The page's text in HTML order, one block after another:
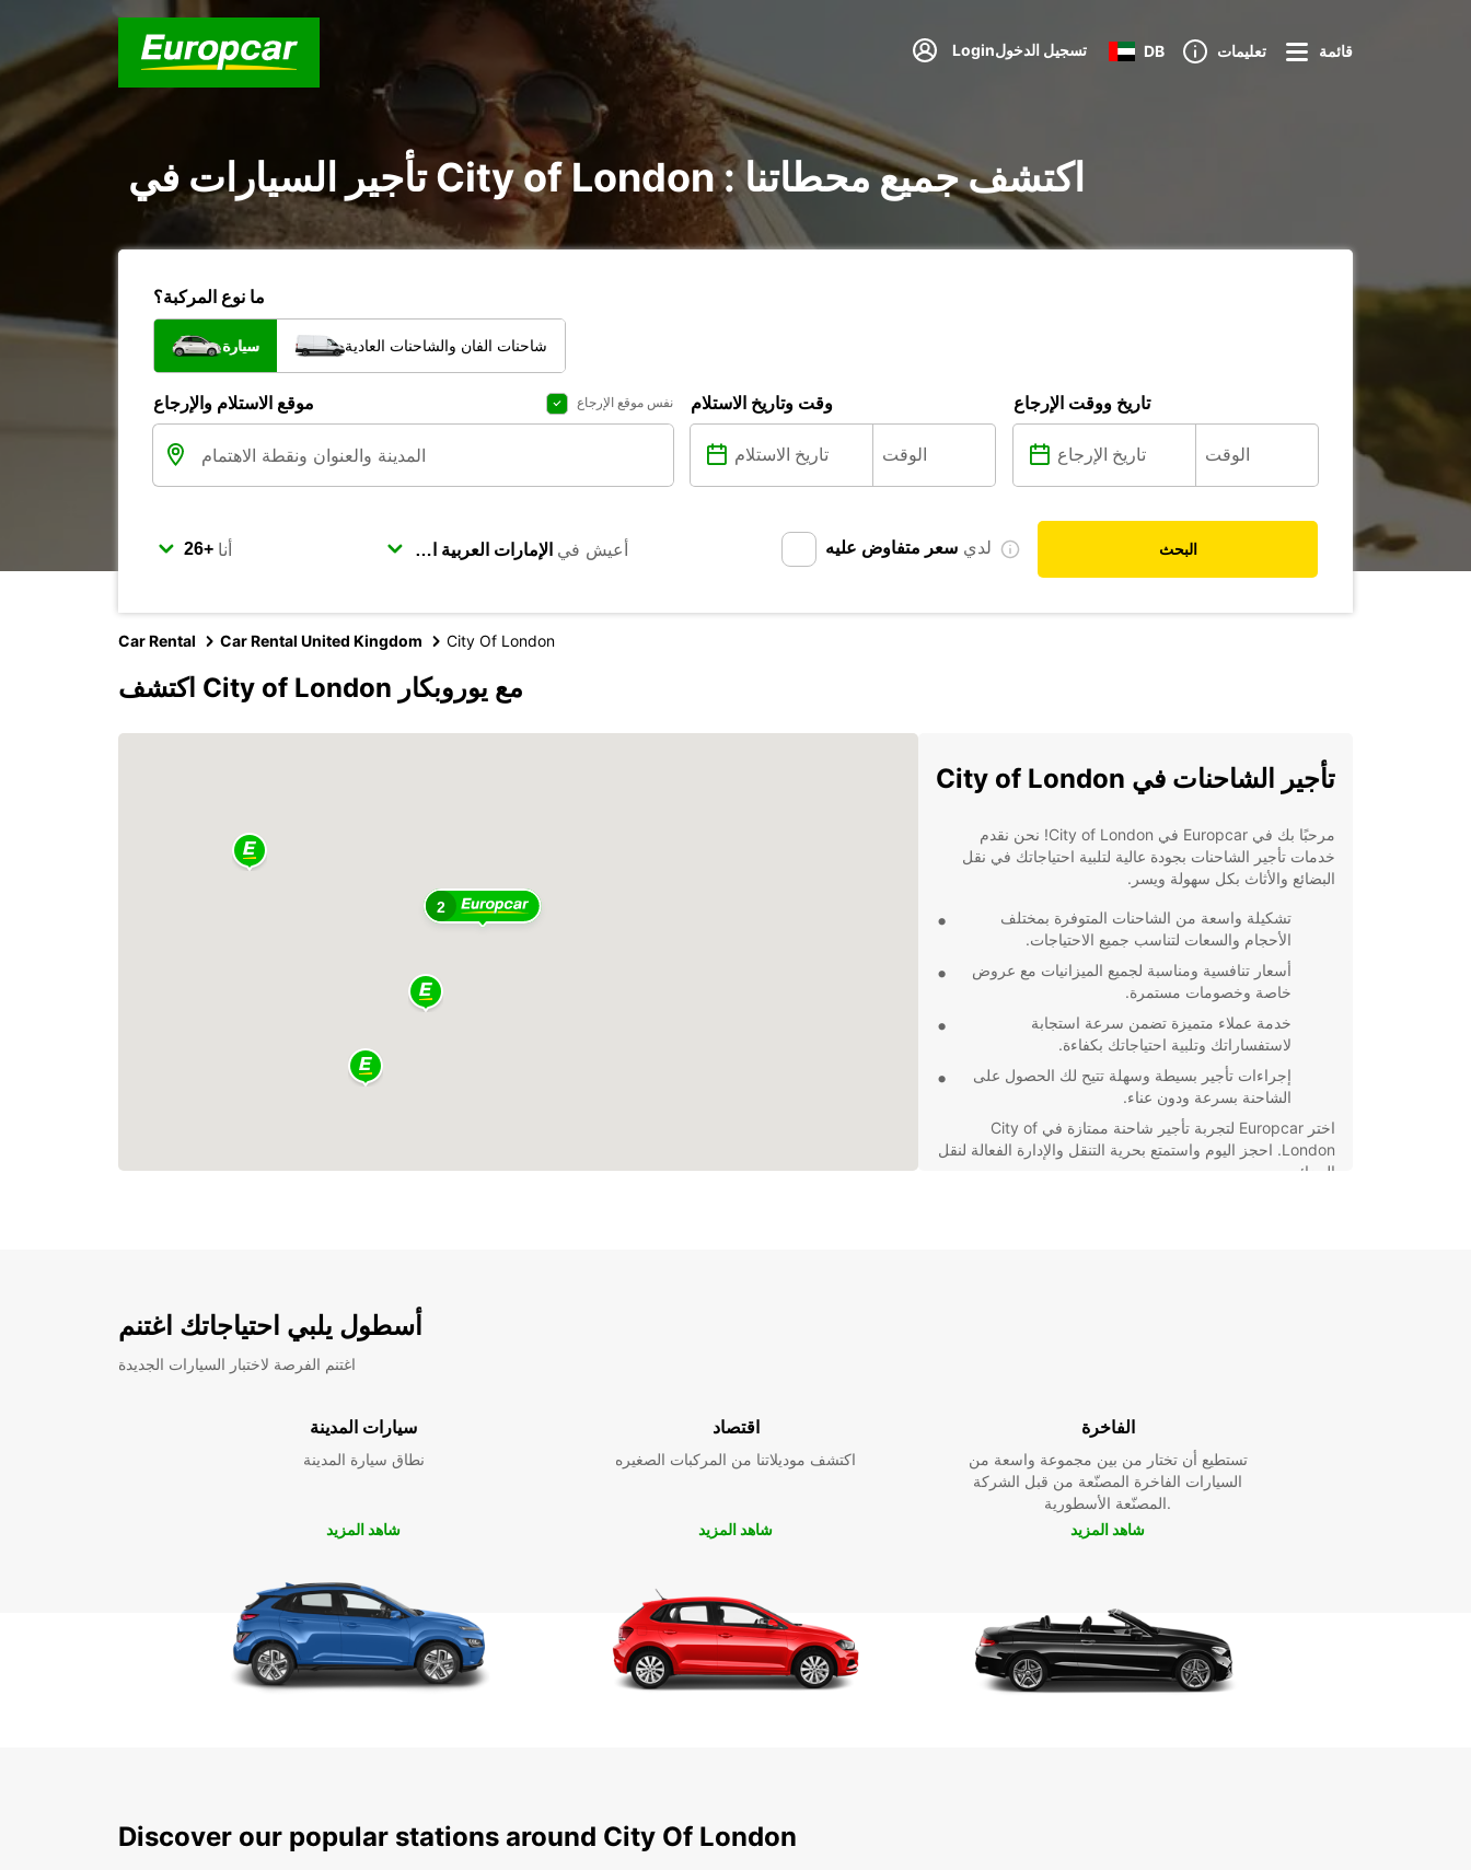
Loginتسجيل الدخول DB تعليمات قائمة
تأجير السيارات في City of London : اكتشف جميع محطاتنا
ما نوع المركبة؟
سيارة شاحنات الفان والشاحنات العادية
موقع الاستلام والإرجاع نفس موقع الإرجاع وقت وتاريخ الاستلام تاريخ ووقت الإرجاع
أنا أعيش في لدي سعر متفاوض عليه البحث
Car Rental Car Rental United Kingdom City Of London
اكتشف City of London مع يوروبكار
2
تأجير الشاحنات في City of London
مرحبًا بك في Europcar في City of London! نحن نقدم
خدمات تأجير الشاحنات بجودة عالية لتلبية احتياجاتك في نقل
البضائع والأثاث بكل سهولة ويسر.
تشكيلة واسعة من الشاحنات المتوفرة بمختلف
الأحجام والسعات لتناسب جميع الاحتياجات.
أسعار تنافسية ومناسبة لجميع الميزانيات مع عروض
خاصة وخصومات مستمرة.
خدمة عملاء متميزة تضمن سرعة استجابة
لاستفساراتك وتلبية احتياجاتك بكفاءة.
إجراءات تأجير بسيطة وسهلة تتيح لك الحصول على
الشاحنة بسرعة ودون عناء.
اختر Europcar لتجربة تأجير شاحنة ممتازة في City of
London. احجز اليوم واستمتع بحرية التنقل والإدارة الفعالة لنقل
البضائع.
أسطول يلبي احتياجاتك اغتنم
اغتنم الفرصة لاختبار السيارات الجديدة
سيارات المدينة
نطاق سيارة المدينة
شاهد المزيد
اقتصاد
اكتشف موديلاتنا من المركبات الصغيره
شاهد المزيد
الفاخرة
تستطيع أن تختار من بين مجموعة واسعة من
السيارات الفاخرة المصنّعة من قبل الشركة
المصنّعة الأسطورية.
شاهد المزيد
Discover our popular stations around City Of London